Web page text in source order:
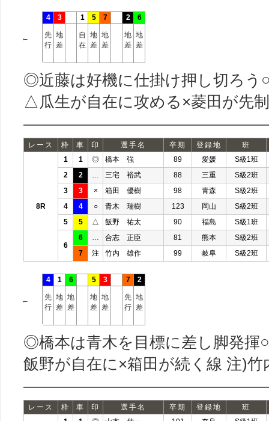
←
4
先
行
3
地
差
1
自
在
5
地
差
7
地
差
2
地
差
6
地
差
◎近藤は好機に仕掛け押し切ろう
△瓜生が自在に攻める×菱田が先
レース 枠 車 印 選手名 卒期 登録地 班
8R
1 1 ◎ 橋本 強 89 愛媛
S級1班
2
2 三宅 裕武 88 三重
S級2班
3
3 × 箱田 優樹 98 青森
S級2班
4
4 ○ 青木 瑞樹 123 岡山
S級2班
5
5 △ 飯野 祐太 90 福島 S級1班
6
6 合志 正臣 81 熊本
S級2班
7
注 竹内 雄作 99 岐阜 S級2班
←
4
先
行
1
地
差
6
地
差
5
地
差
3
地
差
7
先
行
2
地
差
◎橋本は青木を目標に差し脚発
飯野が自在に×箱田が続く線 注)竹
レース 枠 車 印 選手名 卒期 登録地 班